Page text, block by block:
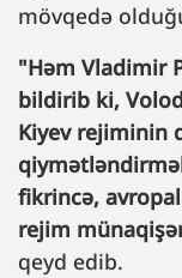
mövqedə
"Həm Vladimir
bildirib ki,
Kiyev rejiminin
fikrincə,
rejim
qeyd edib.